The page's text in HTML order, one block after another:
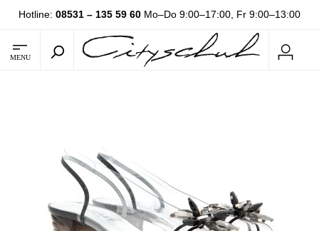
Hotline: 08531 – 135 59 60 Mo–Do 9:00–17:00, Fr 9:00–13:00
MENU